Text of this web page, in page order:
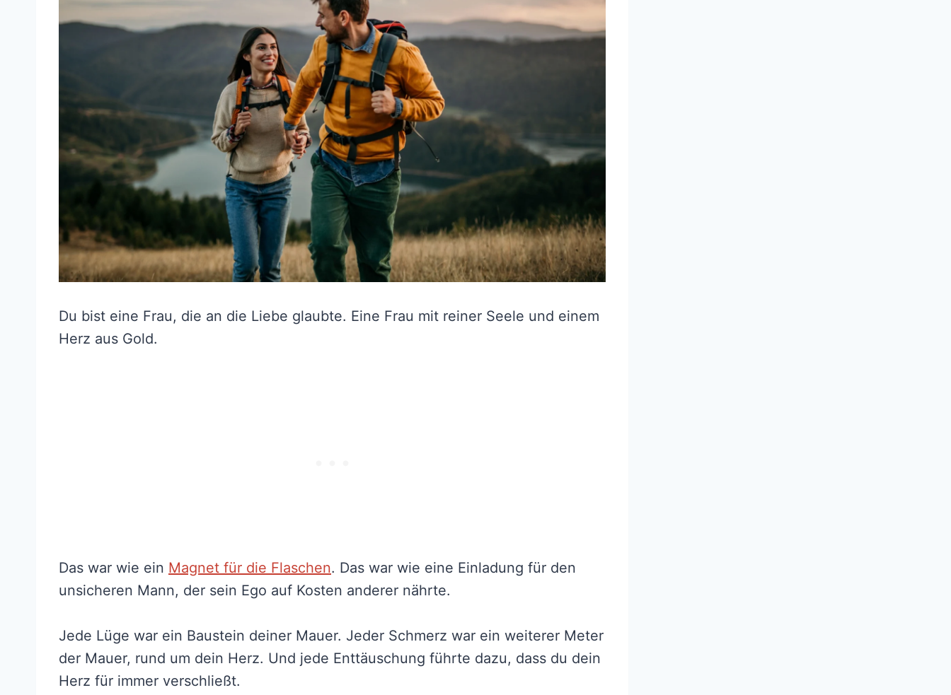
Du bist eine Frau, die an die Liebe glaubte. Eine Frau mit reiner Seele und einem
Herz aus Gold.
Das war wie ein Magnet für die Flaschen. Das war wie eine Einladung für den
unsicheren Mann, der sein Ego auf Kosten anderer nährte.
Jede Lüge war ein Baustein deiner Mauer. Jeder Schmerz war ein weiterer Meter
der Mauer, rund um dein Herz. Und jede Enttäuschung führte dazu, dass du dein
Herz für immer verschließt.